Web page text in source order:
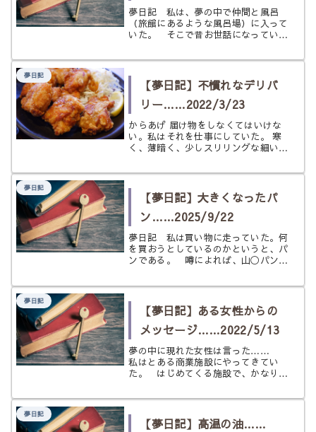
夢日記 私は、夢の中で仲間と風呂
（旅館にあるような風呂場）に入って
いた。 そこで昔お世話になっていた
恩師について全く知らない（現実世界
にその人の話を始めた。 昔の記憶が
思い...
夢日記
【夢日記】不慣れなデリバ
リー……2022/3/23
からあげ 届け物をしなくてはいけな
い。私はそれを仕事にしていた。 寒
く、薄暗く、少しスリリングな細い道
ことはできない。 一緒にこの仕事を
た。 私は仲間が届けようとしている
も...
夢日記
【夢日記】大きくなったパ
ン……2025/9/22
夢日記 私は買い物に走っていた。何
を買おうとしているのかというと、パ
ンである。 噂によれば、山◯パンか
などが入っていない帽子のような形を
が売られるらしい。私はそれがほしか
っ...
夢日記
【夢日記】ある女性からの
メッセージ……2022/5/13
夢の中に現れた女性は言った……
私はとある商業施設にやってきてい
た。 はじめてくる施設で、かなりの
にあるお店で私は紙を切ることにし
る人が複数人いた。 私が髪を切って
夢日記
【夢日記】高温の油……